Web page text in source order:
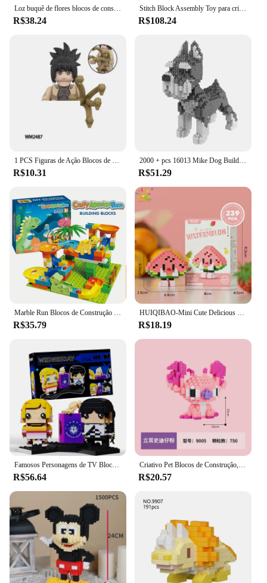
Loz buquê de flores blocos de construção kit diy flores bloco brinquedos conjunto dia dos namorados rosa tijolos conjunto presente para meninas amigos adultos
R$38.24
Stitch Block Assembly Toy para crianças, puzzle gigante, decoração desktop, presente de aniversário, entrega rápida, novo
R$108.24
1 PCS Figuras de Ação Blocos de Construção brinquedos Série WM6153 WM2475 WM2476 WM2477 WM2478 WM2479 WM2480 WM2481 WM2482 WM6154
R$10.31
2000 + pcs 16013 Mike Dog Building Blocks Diamante Micro Partículas Spelling Toy Pet Dog Block Modelo Brinquedos para Crianças Presentes
R$51.29
R$35.79 R$18.19
R$56.64 R$20.57